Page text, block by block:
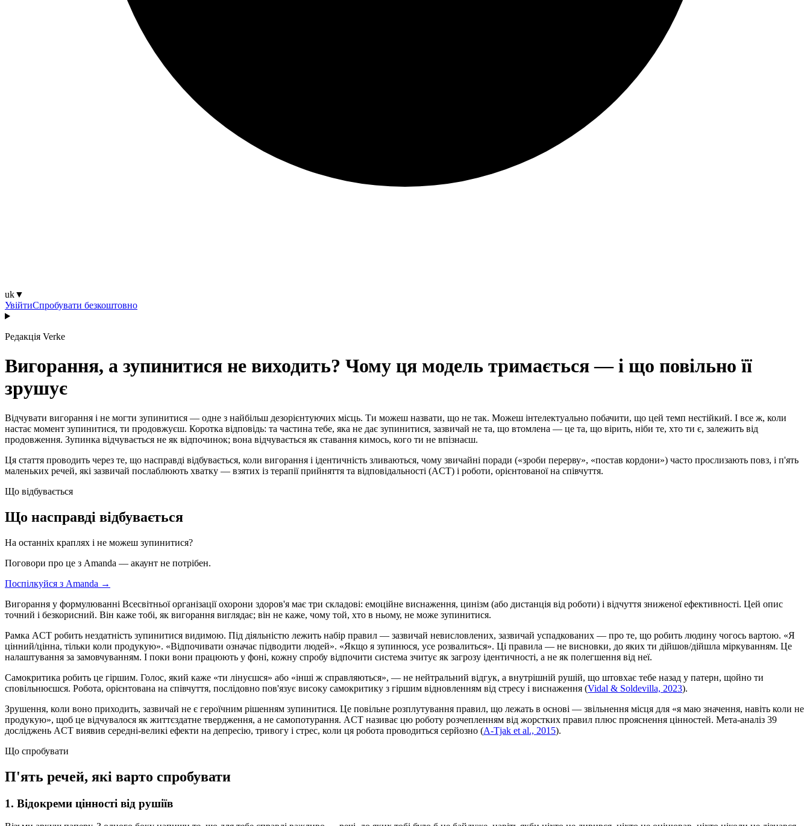
uk▼
УвійтиСпробувати безкоштовно
Редакція Verke
Вигорання, а зупинитися не виходить? Чому ця модель тримається — і що повільно її
зрушує
Відчувати вигорання і не могти зупинитися — одне з найбільш дезорієнтуючих місць. Ти можеш назвати, що не так. Можеш інтелектуально побачити, що цей темп нестійкий. І все ж, коли
настає момент зупинитися, ти продовжуєш. Коротка відповідь: та частина тебе, яка не дає зупинитися, зазвичай не та, що втомлена — це та, що вірить, ніби те, хто ти є, залежить від
продовження. Зупинка відчувається не як відпочинок; вона відчувається як ставання кимось, кого ти не впізнаєш.
Ця стаття проводить через те, що насправді відбувається, коли вигорання і ідентичність зливаються, чому звичайні поради («зроби перерву», «постав кордони») часто прослизають повз, і п'ять
маленьких речей, які зазвичай послаблюють хватку — взятих із терапії прийняття та відповідальності (ACT) і роботи, орієнтованої на співчуття.
Що відбувається
Що насправді відбувається
На останніх краплях і не можеш зупинитися?
Поговори про це з Amanda — акаунт не потрібен.
Поспілкуйся з Amanda →
Вигорання у формулюванні Всесвітньої організації охорони здоров'я має три складові: емоційне виснаження, цинізм (або дистанція від роботи) і відчуття зниженої ефективності. Цей опис
точний і безкорисний. Він каже тобі, як вигорання виглядає; він не каже, чому той, хто в ньому, не може зупинитися.
Рамка ACT робить нездатність зупинитися видимою. Під діяльністю лежить набір правил — зазвичай невисловлених, зазвичай успадкованих — про те, що робить людину чогось вартою. «Я
цінний/цінна, тільки коли продукую». «Відпочивати означає підводити людей». «Якщо я зупинюся, усе розвалиться». Ці правила — не висновки, до яких ти дійшов/дійшла міркуванням. Це
налаштування за замовчуванням. І поки вони працюють у фоні, кожну спробу відпочити система зчитує як загрозу ідентичності, а не як полегшення від неї.
Самокритика робить це гіршим. Голос, який каже «ти лінуєшся» або «інші ж справляються», — не нейтральний відгук, а внутрішній рушій, що штовхає тебе назад у патерн, щойно ти
сповільнюєшся. Робота, орієнтована на співчуття, послідовно пов'язує високу самокритику з гіршим відновленням від стресу і виснаження (Vidal & Soldevilla, 2023).
Зрушення, коли воно приходить, зазвичай не є героїчним рішенням зупинитися. Це повільне розплутування правил, що лежать в основі — звільнення місця для «я маю значення, навіть коли не
продукую», щоб це відчувалося як життєздатне твердження, а не самопотурання. ACT називає цю роботу розчепленням від жорстких правил плюс прояснення цінностей. Мета-аналіз 39
досліджень ACT виявив середні-великі ефекти на депресію, тривогу і стрес, коли ця робота проводиться серйозно (A-Tjak et al., 2015).
Що спробувати
П'ять речей, які варто спробувати
1. Відокреми цінності від рушіїв